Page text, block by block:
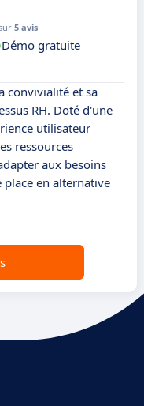
5 avis
Démo gratuite
convivialité et sa
RH. Doté d'une
utilisateur
ressources
aux besoins
place en alternative